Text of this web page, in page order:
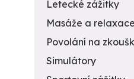
Letecké zážitky
Masáže a relaxace
Povolání na
Simulátory